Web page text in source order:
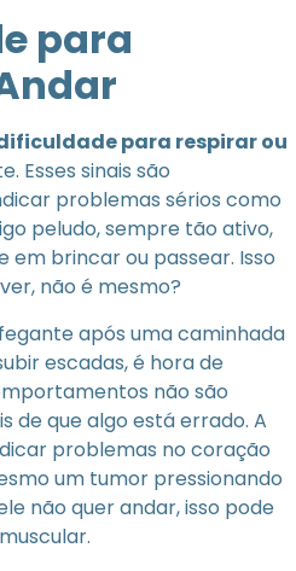
para
para respirar ou
Esses sinais são
problemas sérios como
peludo, sempre tão ativo,
brincar ou passear. Isso
não é mesmo?
após uma caminhada
escadas, é hora de
não são
de que algo está errado. A
problemas no coração
um tumor pressionando
não quer andar, isso pode